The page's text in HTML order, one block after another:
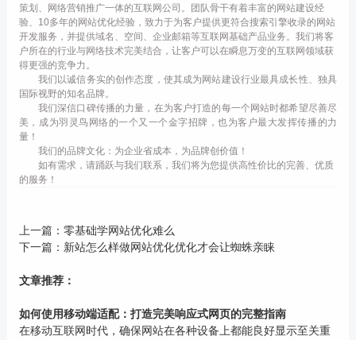
策划、网络营销推广一体的互联网公司。团队骨干有着丰富的网站建设经
验、10多年的网站优化经验，致力于为客户提供更符合搜索引擎收录的网站
开发服务，并提供域名、空间、企业邮箱等互联网基础产品业务。我们将客
户所在的行业与网络技术完美结合，让客户可以在瞬息万变的互联网领域获
得更强的竞争力。
我们以诚信务实的创作态度，使其成为网站建设行业最具成长性、独具
国际视野的知名品牌。
我们深信口碑传播的力量，在为客户打造的每一个网站时都希望尽善尽
美，成为羽灵鸟网络的一个又一个金字招牌，也为客户最大发挥传播的力
量！
我们的品牌文化：为企业省成本，为品牌创价值！
如有需求，请踊跃与我们联系，我们将为您提供高性价比的完善、优质
的服务！
上一篇： 零基础学网站优化难么
下一篇： 新站怎么样做网站优化优化才会让蜘蛛亲睐
文章推荐：
如何使用移动端适配：打造完美响应式网页的完整指南
在移动互联网时代，确保网站在各种设备上都能良好显示至关重